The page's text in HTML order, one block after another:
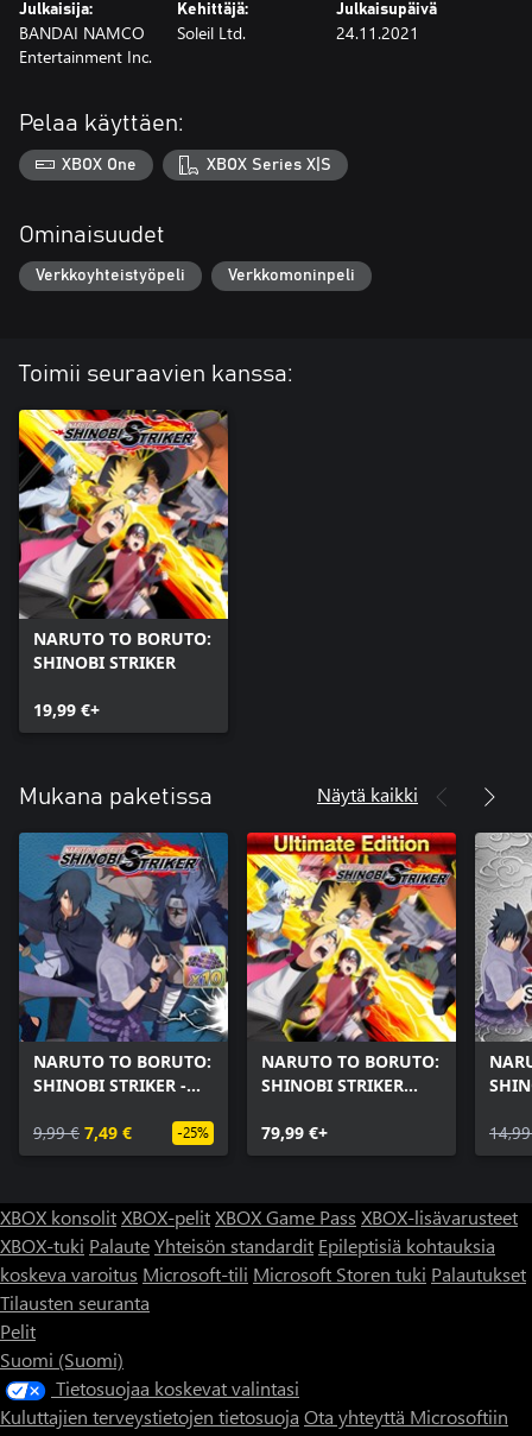
• 2 avatarin osaa
– hiukset: Indra mies-/nais-avatareille
– kasvot: Cursemark Second State
• lisäsisältö
– arvonimi: Bearer of Hatred.
Julkaisija:
BANDAI NAMCO
Entertainment Inc.
Kehittäjä:
Soleil Ltd.
Julkaisupäivä
24.11.2021
Pelaa käyttäen:
XBOX One XBOX Series X|S
Ominaisuudet
Verkkoyhteistyöpeli Verkkomoninpeli
Toimii seuraavien kanssa:
NARUTO TO BORUTO:
SHINOBI STRIKER
19,99 €+
Mukana paketissa Näytä kaikki
NARUTO TO BORUTO:
SHINOBI STRIKER -
Starter Pack
9,99 € 7,49 € -25%
NARUTO TO BORUTO:
SHINOBI STRIKER
79,99 €+
XBOX konsolitXBOX-pelitXBOX Game Pass XBOX-lisävarusteet
XBOX-tuki PalauteYhteisön standardit Epileptisiä kohtauksia
koskeva varoitus Microsoft-tili Microsoft Storen tuki Palautukset
Tilausten seuranta
Pelit
Suomi (Suomi)
Tietosuojaa koskevat valintasi
Kuluttajien terveystietojen tietosuoja Ota yhteyttä Microsoftiin